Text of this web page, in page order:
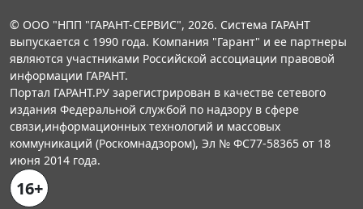
© ООО "НПП "ГАРАНТ-СЕРВИС", 2026. Система ГАРАНТ
выпускается с 1990 года. Компания "Гарант" и ее партнеры
являются участниками Российской ассоциации правовой
информации ГАРАНТ.
Портал ГАРАНТ.РУ зарегистрирован в качестве сетевого
издания Федеральной службой по надзору в сфере
связи,информационных технологий и массовых
коммуникаций (Роскомнадзором), Эл № ФС77-58365 от 18
июня 2014 года.
16+